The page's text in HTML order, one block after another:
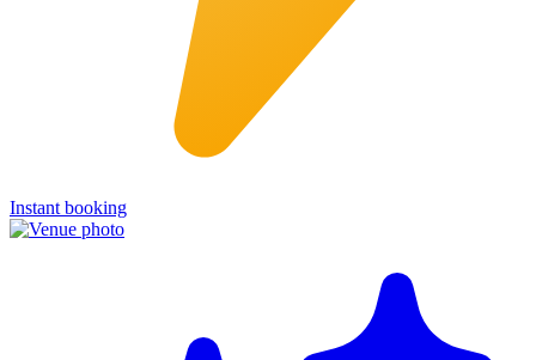
Instant booking